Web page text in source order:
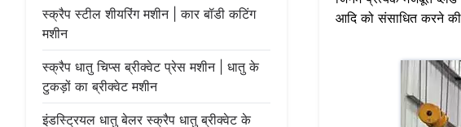
स्क्रैप स्टील शीयरिंग मशीन | कार बॉडी कटिंग
मशीन
स्क्रैप धातु चिप्स ब्रीक्वेट प्रेस मशीन | धातु के
टुकड़ों का ब्रीक्वेट मशीन
इंडस्ट्रियल धातु बेलर स्क्रैप धातु ब्रीक्वेट के
आदि को संसाधित करने की